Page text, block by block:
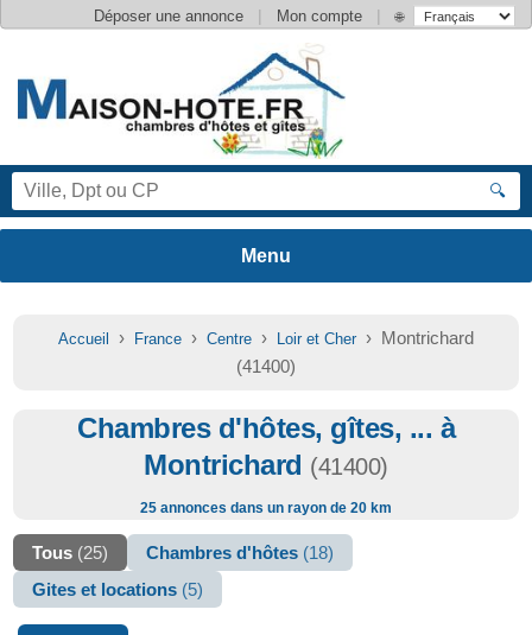
Déposer une annonce | Mon compte | 🌐
🔍
Accueil › France › Centre › Loir et Cher› Montrichard
(41400)
Chambres d'hôtes, gîtes, ... à
Montrichard (41400)
25 annonces dans un rayon de 20 km
Tous (25) Chambres d'hôtes (18)
Gites et locations (5)